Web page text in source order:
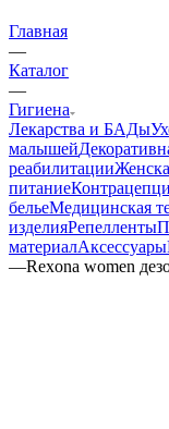
Главная
—
Каталог
—
Гигиена
Лекарства и БАДы
малышей
реабилитации
питание
бельеМедицинская
изделияРепелленты
материалАксессуары
—Rexona women